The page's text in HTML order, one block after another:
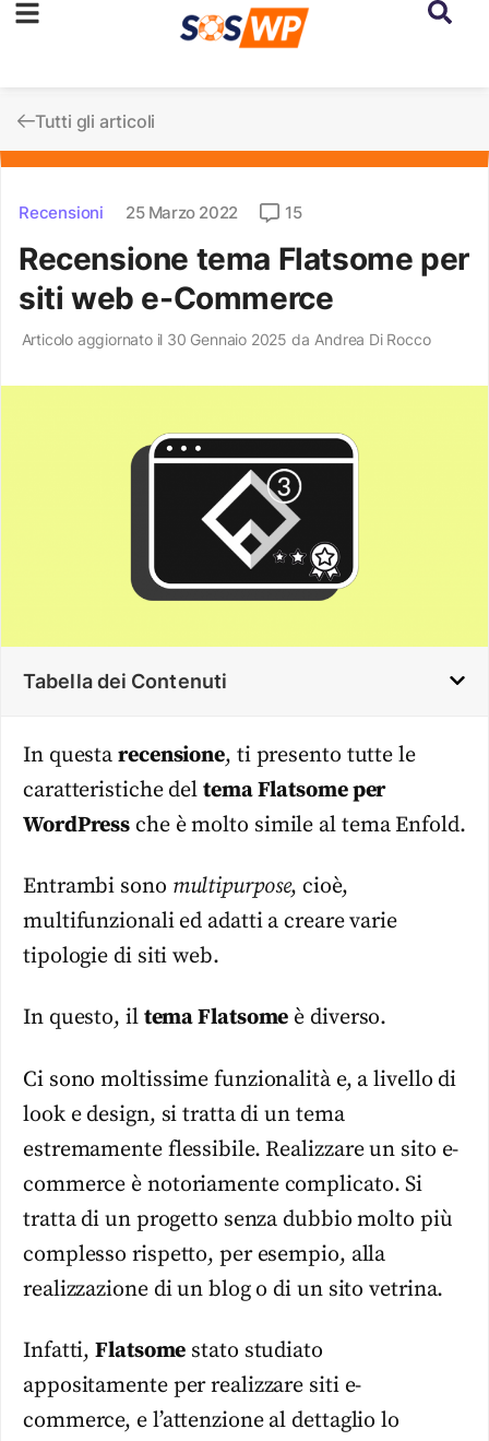
Tutti gli articoli
Recensioni 25 Marzo 2022 15
Recensione tema Flatsome per
siti web e-Commerce
Articolo aggiornato il 30 Gennaio 2025 da Andrea Di Rocco
Tabella dei Contenuti
In questa recensione, ti presento tutte le
caratteristiche del tema Flatsome per
WordPress che è molto simile al tema Enfold.
Entrambi sono multipurpose, cioè,
multifunzionali ed adatti a creare varie
tipologie di siti web.
In questo, il tema Flatsome è diverso.
Ci sono moltissime funzionalità e, a livello di
look e design, si tratta di un tema
estremamente flessibile. Realizzare un sito e-
commerce è notoriamente complicato. Si
tratta di un progetto senza dubbio molto più
complesso rispetto, per esempio, alla
realizzazione di un blog o di un sito vetrina.
Infatti,Flatsome stato studiato
appositamente per realizzare siti e-
commerce, e l’attenzione al dettaglio lo